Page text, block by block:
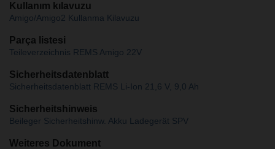
Kullanım kılavuzu
Amigo/Amigo2 Kullanma Kilavuzu
Parça listesi
Teileverzeichnis REMS Amigo 22V
Sicherheitsdatenblatt
Sicherheitsdatenblatt REMS Li-Ion 21,6 V, 9,0 Ah
Sicherheitshinweis
Beileger Sicherheitshinw. Akku Ladegerät SPV
Weiteres Dokument